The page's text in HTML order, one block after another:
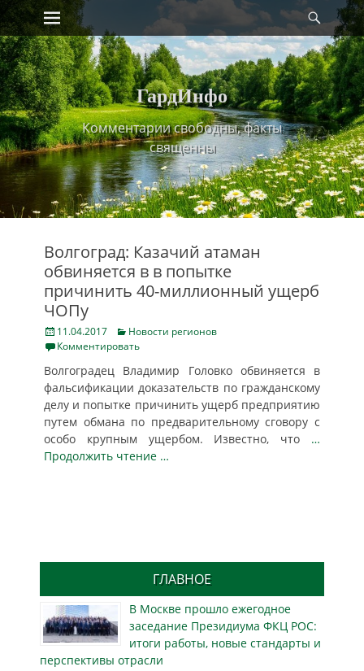
Skip
to
content
Primary Menu
ГардИнфо
Комментарии свободны, факты
священны
Волгоград: Казачий атаман
обвиняется в в попытке
причинить 40-миллионный ущерб
ЧОПу
Posted
on
11.04.2017 Categories
Новости регионов
Комментировать
Волгоградец Владимир Головко обвиняется в
фальсификации доказательств по гражданскому
делу и попытке причинить ущерб предприятию
путем обмана по предварительному сговору с
особо крупным ущербом. Известно, что …
Продолжить чтение …
ГЛАВНОЕ
В Москве прошло ежегодное
заседание Президиума ФКЦ РОС:
итоги работы, новые стандарты и
перспективы отрасли